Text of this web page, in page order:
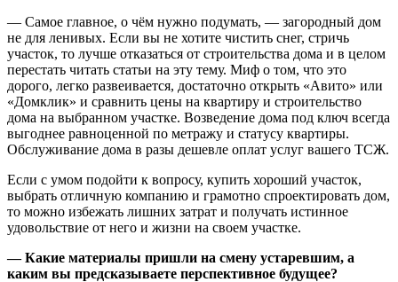
— Самое главное, о чём нужно подумать, — загородный дом
не для ленивых. Если вы не хотите чистить снег, стричь
участок, то лучше отказаться от строительства дома и в целом
перестать читать статьи на эту тему. Миф о том, что это
дорого, легко развеивается, достаточно открыть «Авито» или
«Домклик» и сравнить цены на квартиру и строительство
дома на выбранном участке. Возведение дома под ключ всегда
выгоднее равноценной по метражу и статусу квартиры.
Обслуживание дома в разы дешевле оплат услуг вашего ТСЖ.
Если с умом подойти к вопросу, купить хороший участок,
выбрать отличную компанию и грамотно спроектировать дом,
то можно избежать лишних затрат и получать истинное
удовольствие от него и жизни на своем участке.
— Какие материалы пришли на смену устаревшим, а
каким вы предсказываете перспективное будущее?